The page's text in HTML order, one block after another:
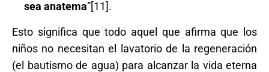
sea anatema”[11].
Esto significa que todo aquel que afirma que los
niños no necesitan el lavatorio de la regeneración
(el bautismo de agua) para alcanzar la vida eterna